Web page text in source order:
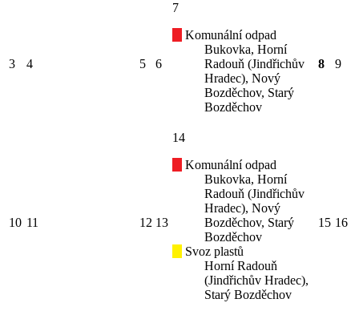
3 4 5 6
7
Komunální odpad
Bukovka, Horní
Radouň (Jindřichův
Hradec), Nový
Bozděchov, Starý
Bozděchov
8 9
10 11 12 13
14
Komunální odpad
Bukovka, Horní
Radouň (Jindřichův
Hradec), Nový
Bozděchov, Starý
Bozděchov
Svoz plastů
Horní Radouň
(Jindřichův Hradec),
Starý Bozděchov
15 16